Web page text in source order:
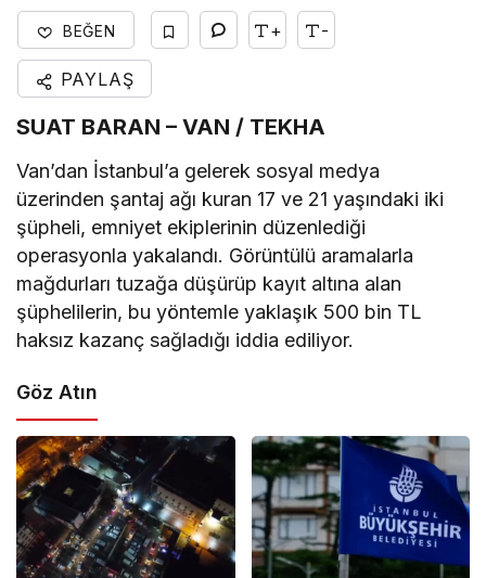
BEĞEN + -
PAYLAŞ
SUAT BARAN – VAN / TEKHA
Van’dan İstanbul’a gelerek sosyal medya
üzerinden şantaj ağı kuran 17 ve 21 yaşındaki iki
şüpheli, emniyet ekiplerinin düzenlediği
operasyonla yakalandı. Görüntülü aramalarla
mağdurları tuzağa düşürüp kayıt altına alan
şüphelilerin, bu yöntemle yaklaşık 500 bin TL
haksız kazanç sağladığı iddia ediliyor.
Göz Atın